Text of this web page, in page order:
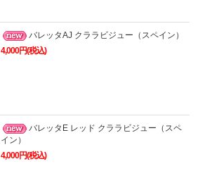
バレッタAJ クララビジュー（スペイン）
4,000円(税込)
バレッタE レッド クララビジュー（スペ
イン）
4,000円(税込)